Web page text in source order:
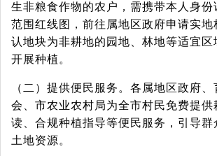
生非粮食作物的农户，需携带本人身份
范围红线图，前往属地区政府申请实地
认地块为非耕地的园地、林地等适宜区
开展种植。
（二）提供便民服务。各属地区政府
会、市农业农村局为全市村民免费提供
读、合规种植指导等便民服务，引导群
土地资源。